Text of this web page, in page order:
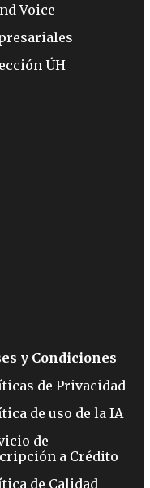
Voice
ÚH
y Condiciones
de Privacidad
de uso de la IA
de
a Crédito
de Calidad